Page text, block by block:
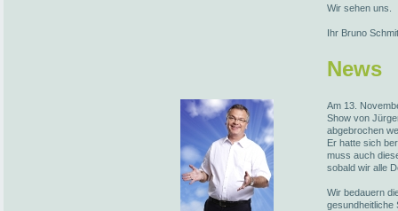
Wir sehen uns.
Ihr Bruno
News
Am 13.
Show von
abgebrochen
Er hatte sich
muss auch
sobald wir alle
Wir bedauern
gesundheitliche